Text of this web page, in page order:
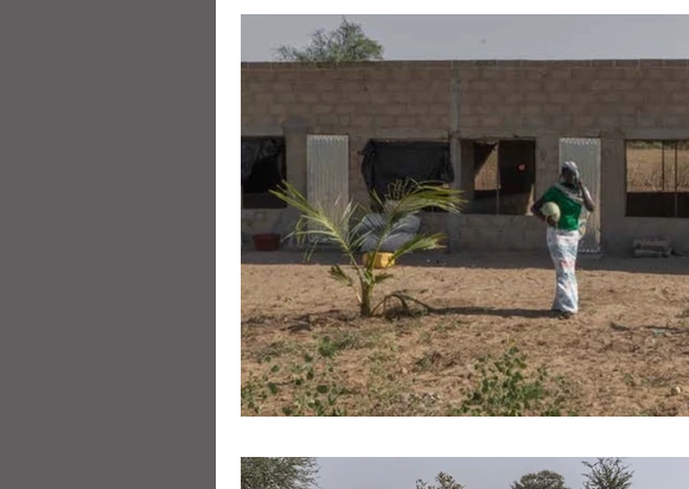
Boubacar Goudiaby
Khady Sarr Khalifa Seye Lamine
Maxime Gomis Ousmane Diallo
Sylvestre Basséné Yaye Fatou